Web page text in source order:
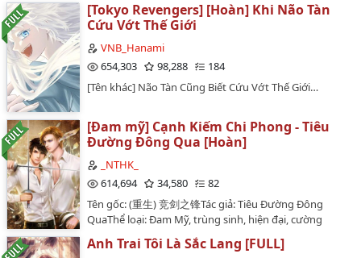
17
18
19
20
21
22
23
24
25
[Tokyo Revengers] [Hoàn] Khi Não Tàn
Cứu Vớt Thế Giới
VNB_Hanami
654,303
98,288
184
[Tên khác] Não Tàn Cũng Biết Cứu Vớt Thế Giới…
[Đam mỹ] Cạnh Kiếm Chi Phong - Tiêu
Đường Đông Qua [Hoàn]
_NTHK_
614,694
34,580
82
Tên gốc: (重生) 竞剑之锋Tác giả: Tiêu Đường Đông
QuaThể loại: Đam Mỹ, trùng sinh, hiện đại, cường
cường, 1×1, kiếm đạo, HE.Dịch: QTXếp chữ: Tiểu
Hânhttps://tuyetvuanh.wordpress.com/…
Anh Trai Tôi Là Sắc Lang [FULL]